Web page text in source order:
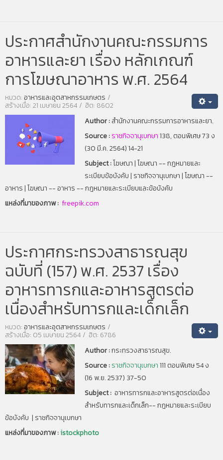
ประกาศสำนักงานคณะกรรมการ
อาหารและยา เรื่อง หลักเกณฑ์
การโฆษณาอาหาร พ.ศ. 2564
หมวด:อาหารและอุตสาหกรรมเกษตร
สร้างเมื่อ: 21 เมษายน 2564
ฮิต: 8602
Author :สำนักงานคณะกรรมการอาหารและยา.
Source :ราชกิจจานุเบกษา138, ตอนพิเศษ 73 ง
(30 มี.ค. 2564) 14-21
Subject :โฆษณา| โฆษณา -- กฎหมายและ
ระเบียบข้อบังคับ| ราชกิจจานุเบกษา|โฆษณา --
อาหาร|โฆษณา -- อาหาร -- กฎหมายและระเบียบและข้อบังคับ
แหล่งที่มาของภาพ : freepik.com
ประกาศกระทรวงสาธารณสุข
ฉบับที่ (157) พ.ศ. 2537 เรื่อง
อาหารทารกและอาหารสูตรต่อ
เนื่องสำหรับทารกและเด็กเล็ก
หมวด:อาหารและอุตสาหกรรมเกษตร
สร้างเมื่อ: 05 เมษายน 2564
ฮิต: 6786
Author :กระทรวงสาธารณสุข.
Source :ราชกิจจานุเบกษา111 ตอนพิเศษ 54 ง
(16 พ.ย. 2537) 37-50
Subject : อาหารทารกและอาหารสูตรต่อเนื่อง
สำหรับทารกและเด็กเล็ก-- กฎหมายและระเบียบ
ข้อบังคับ | ราชกิจจานุเบกษา
แหล่งที่มาของภาพ :istockphoto